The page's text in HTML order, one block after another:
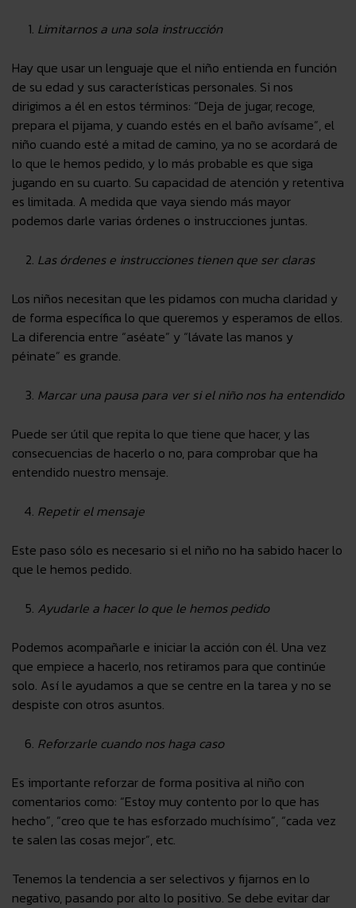
Limitarnos a una sola instrucción
Hay que usar un lenguaje que el niño entienda en función
de su edad y sus características personales. Si nos
dirigimos a él en estos términos: “Deja de jugar, recoge,
prepara el pijama, y cuando estés en el baño avísame”, el
niño cuando esté a mitad de camino, ya no se acordará de
lo que le hemos pedido, y lo más probable es que siga
jugando en su cuarto. Su capacidad de atención y retentiva
es limitada. A medida que vaya siendo más mayor
podemos darle varias órdenes o instrucciones juntas.
Las órdenes e instrucciones tienen que ser claras
Los niños necesitan que les pidamos con mucha claridad y
de forma específica lo que queremos y esperamos de ellos.
La diferencia entre “aséate” y “lávate las manos y
péinate” es grande.
Marcar una pausa para ver si el niño nos ha entendido
Puede ser útil que repita lo que tiene que hacer, y las
consecuencias de hacerlo o no, para comprobar que ha
entendido nuestro mensaje.
Repetir el mensaje
Este paso sólo es necesario si el niño no ha sabido hacer lo
que le hemos pedido.
Ayudarle a hacer lo que le hemos pedido
Podemos acompañarle e iniciar la acción con él. Una vez
que empiece a hacerlo, nos retiramos para que continúe
solo. Así le ayudamos a que se centre en la tarea y no se
despiste con otros asuntos.
Reforzarle cuando nos haga caso
Es importante reforzar de forma positiva al niño con
comentarios como: “Estoy muy contento por lo que has
hecho”, “creo que te has esforzado muchísimo”, “cada vez
te salen las cosas mejor”, etc.
Tenemos la tendencia a ser selectivos y fijarnos en lo
negativo, pasando por alto lo positivo. Se debe evitar dar